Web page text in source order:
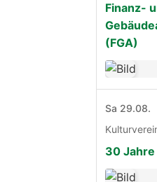
Finanz-
(FGA)
Sa 29.08.
30